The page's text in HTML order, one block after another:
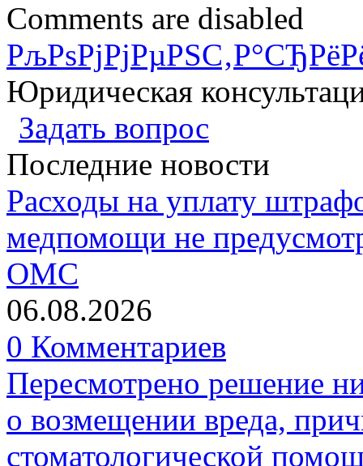
Comments are disabled
Юридическая
Задать вопрос
Последние новости
Расходы на уплату
медпомощи не
ОМС
06.08.2026
0 Комментариев
Пересмотрено решение
о возмещении вреда,
стоматологической